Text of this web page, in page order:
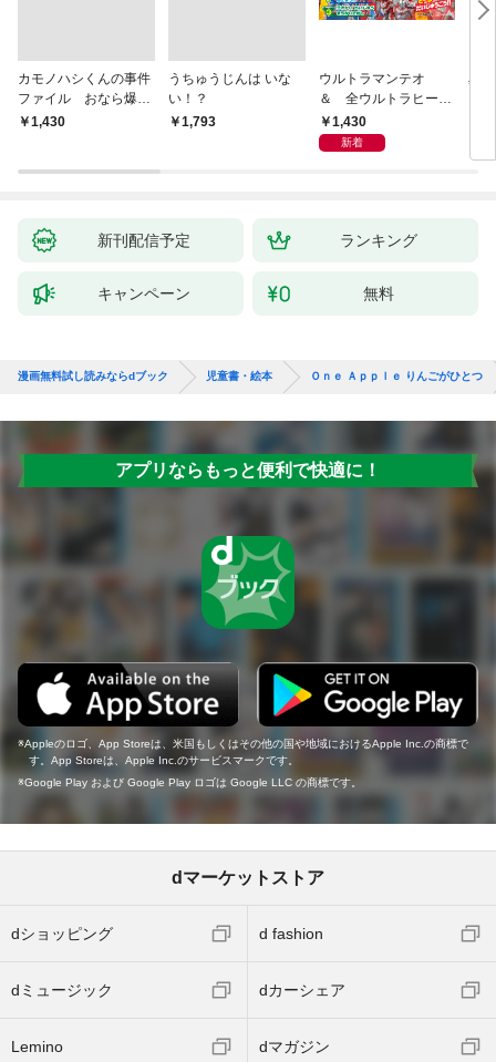
カモノハシくんの事件
ファイル おなら爆
弾！ 危機イッパツ編
￥1,430
うちゅうじんは いな
い！？
￥1,793
ウルトラマンテオ
＆ 全ウルトラヒーロ
ー大集合 あそべるず
かん
1,430
新着
星
新刊配信予定 ランキング
キャンペーン 無料
漫画無料試し読みならdブック 児童書・絵本 Ｏｎｅ Ａｐｐｌｅ りんごがひとつ
アプリならもっと便利で快適に！
Appleのロゴ、App Storeは、米国もしくはその他の国や地域におけるApple Inc.の商標で
す。App Storeは、Apple Inc.のサービスマークです。
Google Play および Google Play ロゴは Google LLC の商標です。
dマーケットストア
dショッピング d fashion
dミュージック dカーシェア
Lemino dマガジン